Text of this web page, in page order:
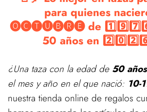
para quienes
🅞🅒🅣🅤🅑🅡🅔 de
50 años en
¿Una taza con la edad de 50 años
el mes y año en el que nació: 10-
nuestra tienda online de regalos